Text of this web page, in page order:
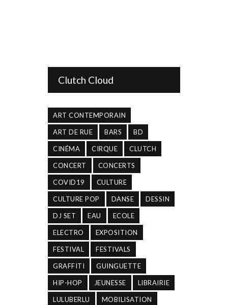
Clutch Cloud
ART CONTEMPORAIN
ART DE RUE BARS BD
CINÉMA CIRQUE CLUTCH
CONCERT CONCERTS
COVID19 CULTURE
CULTURE POP DANSE DESSIN
DJ SET EAU ECOLE
ELECTRO EXPOSITION
FESTIVAL FESTIVALS
GRAFFITI GUINGUETTE
HIP-HOP JEUNESSE LIBRAIRIE
LULUBERLU MOBILISATION